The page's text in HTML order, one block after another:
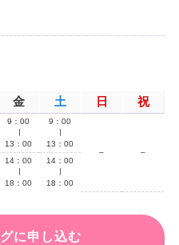
金 土 日 祝
9：00
13：00
9：00
13：00
–
–
14：00
18：00
14：00
18：00
に申し込む